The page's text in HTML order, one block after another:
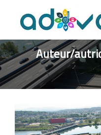
Auteur/